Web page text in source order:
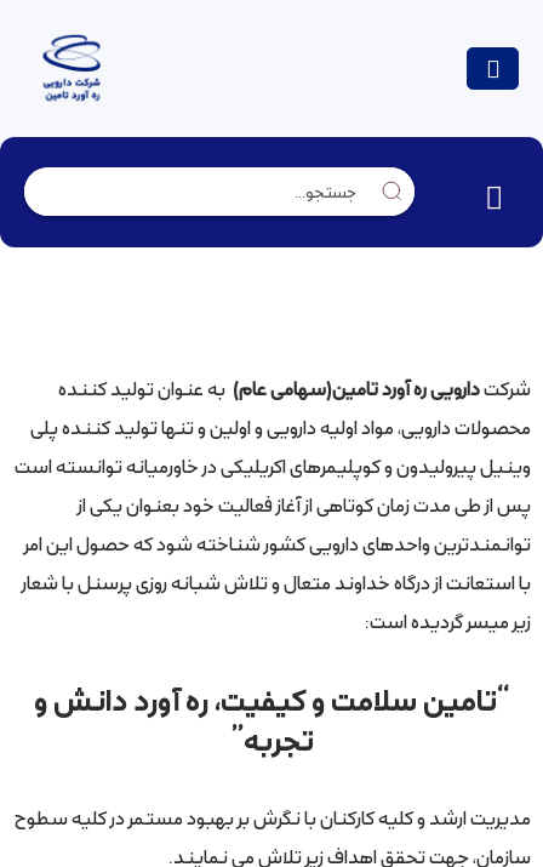
شرکتدارویی ره آورد تامین(سهامی عام) به عنوان تولید کننده
محصولات دارویی، مواد اولیه دارویی و اولین و تنها تولید کننده پلی
وینیل پیرولیدون و کوپلیمرهای اکریلیکی در خاورمیانه توانسته است
پس از طی مدت زمان كوتاهی از آغاز فعاليت خود بعنوان يكی از
توانمندترين واحدهای دارویی كشور شناخته شود که حصول اين امر
با استعانت از درگاه خداوند متعال و تلاش شبانه­ روزی پرسنل با شعار
زير ميسر گرديده است:
“تامین سلامت و کیفیت، ره­ آورد دانش و
تجربه”
مديريت ارشد و كليه كاركنان با نگرش بر بهبود مستمر در كليه سطوح
سازمان، جهت تحقق اهداف زير تلاش می نمايند.